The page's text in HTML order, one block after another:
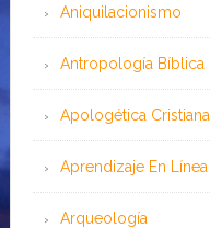
Aniquilacionismo
Antropología Bíblica
Apologética Cristiana
Aprendizaje En Línea
Arqueología